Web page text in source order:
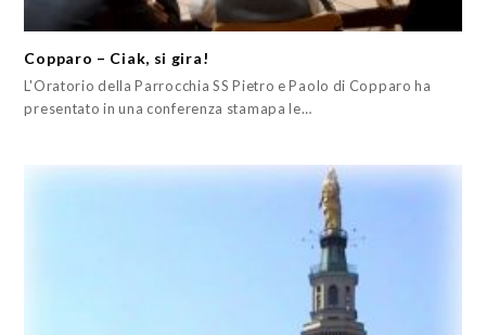
Copparo – Ciak, si gira!
L'Oratorio della Parrocchia SS Pietro e Paolo di Copparo ha
presentato in una conferenza stamapa le…